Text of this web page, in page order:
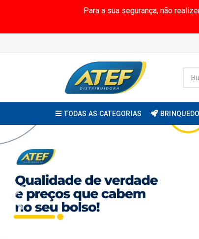
Para a sua segurança, não
TODAS AS CATEGORIAS